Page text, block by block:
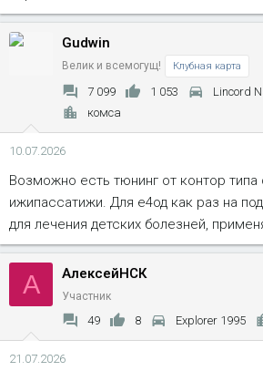
Gudwin
Велик и всемогущ! Клубная карта
7 099 1 053
Lincord
комса
10.07.2026
Возможно есть тюнинг от контор типа
ижипассатижи. Для е4од как раз на
для лечения детских болезней,
А АлексейНСК
Участник
49 8 Explorer 1995
21.07.2026